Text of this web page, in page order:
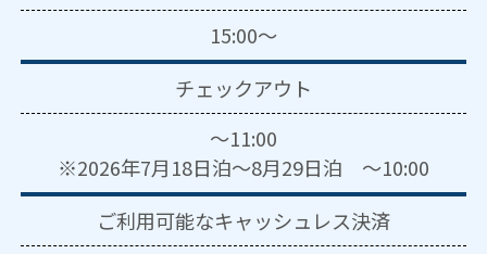
15:00～
チェックアウト
～11:00
※2026年7月18日泊～8月29日泊 ～10:00
ご利用可能なキャッシュレス決済